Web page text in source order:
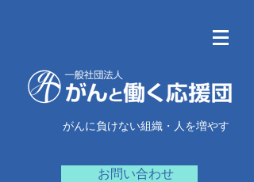
がんに負けない組織・人を増やす
お問い合わせ